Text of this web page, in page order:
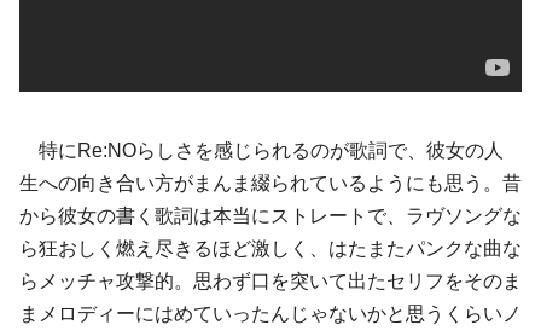
特にRe:NOらしさを感じられるのが歌詞で、彼女の人
生への向き合い方がまんま綴られているようにも思う。昔
から彼女の書く歌詞は本当にストレートで、ラヴソングな
ら狂おしく燃え尽きるほど激しく、はたまたパンクな曲な
らメッチャ攻撃的。思わず口を突いて出たセリフをそのま
まメロディーにはめていったんじゃないかと思うくらいノ